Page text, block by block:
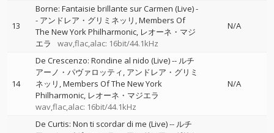
13
Borne: Fantaisie brillante sur Carmen (Live)-
- アンドレア・グリミネッリ Members Of
The New York Philharmonic レオーネ・マジ
エラ
wav,flac,alac: 16bit/44.1kHz
N/A
14
De Crescenzo: Rondine al nido (Live)-- ルチ
アーノ・パヴァロッティ アンドレア・グリミ
ネッリ Members Of The New York
Philharmonic レオーネ・マジエラ
wav,flac,alac: 16bit/44.1kHz
N/A
De Curtis: Non ti scordar di me (Live)-- ルチ